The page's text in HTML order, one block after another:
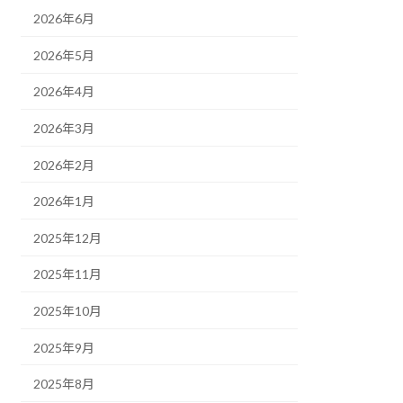
2026年6月
2026年5月
2026年4月
2026年3月
2026年2月
2026年1月
2025年12月
2025年11月
2025年10月
2025年9月
2025年8月